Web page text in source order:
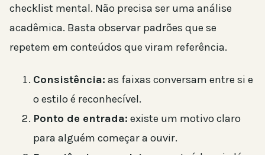
checklist mental. Não precisa ser uma análise
acadêmica. Basta observar padrões que se
repetem em conteúdos que viram referência.
Consistência: as faixas conversam entre si e
o estilo é reconhecível.
Ponto de entrada: existe um motivo claro
para alguém começar a ouvir.